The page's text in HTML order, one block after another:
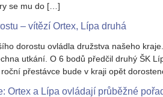
se mu do […]
– vítězí Ortex, Lípa druhá
dorostu ovládla družstva našeho
utkání. O 6 bodů předčil druhý ŠK
přestávce bude v kraji opět
Ortex a Lípa ovládají průběžné